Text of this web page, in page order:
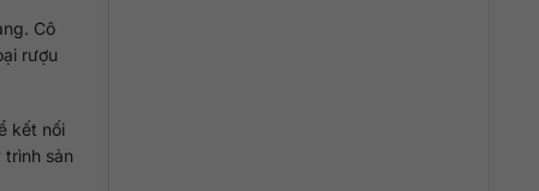
Cô
rượu
kết nối
sản